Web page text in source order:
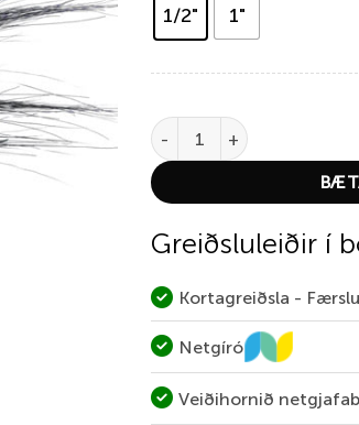
1/2" 1"
Dee Monkey Yellow quantity
Greiðsluleiðir í
Kortagreiðsla -
Netgíró
Veiðihornið